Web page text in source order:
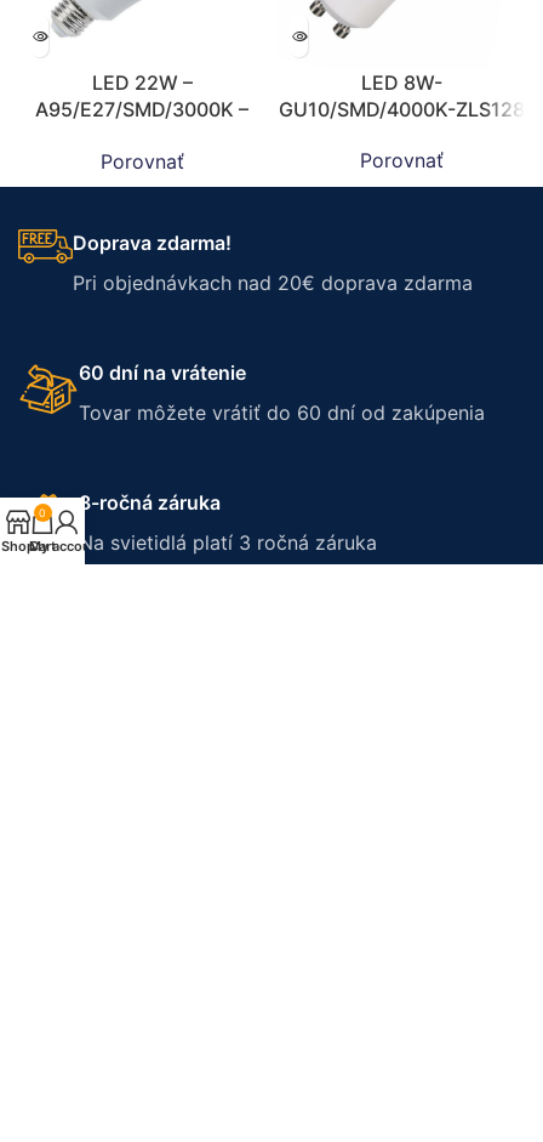
LED 22W –
A95/E27/SMD/3000K –
Porovnať
LED 8W-
GU10/SMD/4000K-ZLS128
Porovnať
Doprava zdarma!
Pri objednávkach nad 20€ doprava zdarma
60 dní na vrátenie
Tovar môžete vrátiť do 60 dní od zakúpenia
3-ročná záruka
Na svietidlá platí 3 ročná záruka
Shop
0
Cart
My account